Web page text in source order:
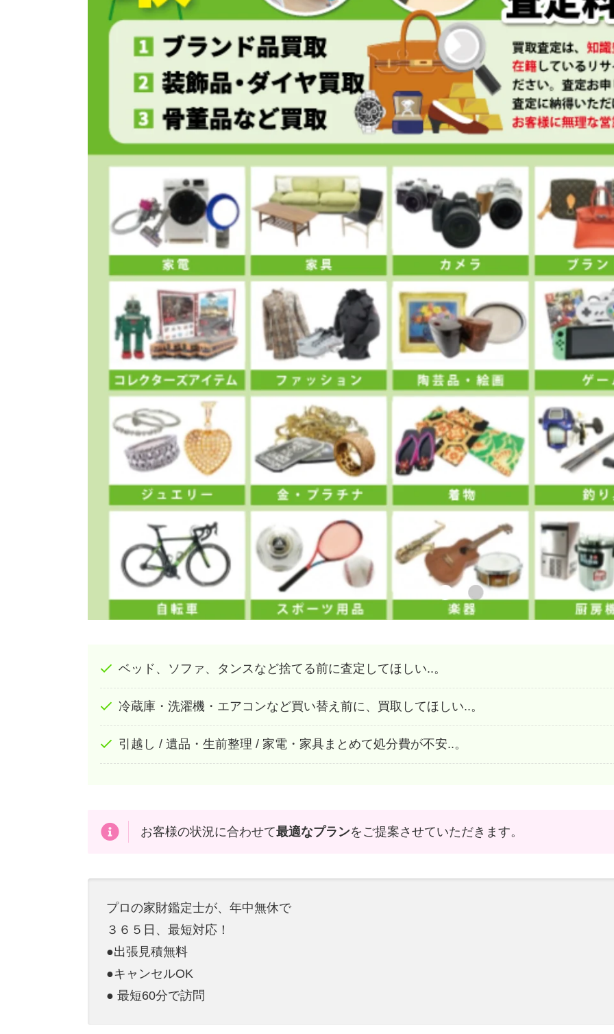
ベッド、ソファ、タンスなど捨てる前に査定してほしい..。
冷蔵庫・洗濯機・エアコンなど買い替え前に、買取してほしい..。
引越し / 遺品・生前整理 / 家電・家具まとめて処分費が不安..。
お客様の状況に合わせて最適なプランをご提案させていただきます。
プロの家財鑑定士が、年中無休で
３６５日、最短対応！
●出張見積無料
●キャンセルOK
● 最短60分で訪問